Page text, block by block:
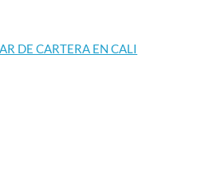
DE CARTERA EN CALI